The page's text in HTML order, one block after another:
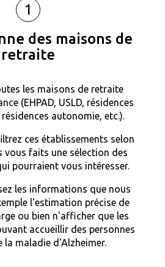
1
des maisons de
retraite
les maisons de retraite
(EHPAD, USLD, résidences
autonomie, etc.).
ces établissements selon
vous faits une sélection des
pourraient vous intéresser.
les informations que nous
l'estimation précise de
ou bien n'afficher que les
accueillir des personnes
la maladie d'Alzheimer.